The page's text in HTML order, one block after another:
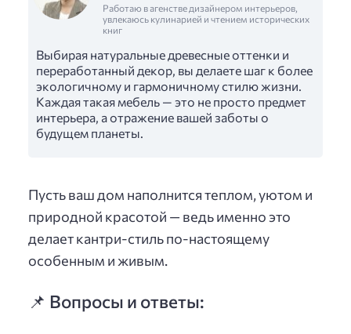
Работаю в агенстве дизайнером интерьеров,
увлекаюсь кулинарией и чтением исторических
книг
Выбирая натуральные древесные оттенки и
переработанный декор, вы делаете шаг к более
экологичному и гармоничному стилю жизни.
Каждая такая мебель — это не просто предмет
интерьера, а отражение вашей заботы о
будущем планеты.
Пусть ваш дом наполнится теплом, уютом и
природной красотой — ведь именно это
делает кантри-стиль по-настоящему
особенным и живым.
📌 Вопросы и ответы: